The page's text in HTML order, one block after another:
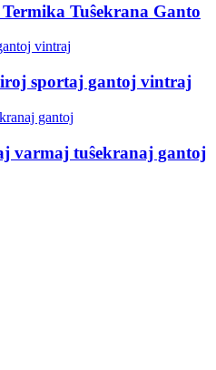
Tuŝekrana Ganto
sportaj gantoj vintraj
varmaj tuŝekranaj gantoj